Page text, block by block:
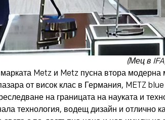
(Мец в
Metz и Metz пусна втора
от висок клас в Германия, METZ
на границата на науката и
технология, водещ дизайн и